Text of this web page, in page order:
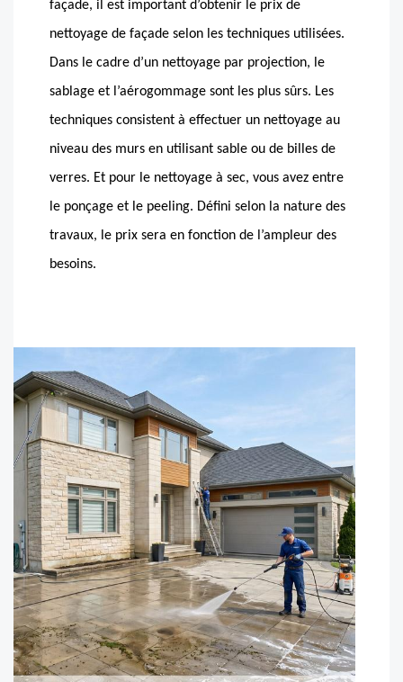
façade, il est important d’obtenir le prix de
nettoyage de façade selon les techniques utilisées.
Dans le cadre d’un nettoyage par projection, le
sablage et l’aérogommage sont les plus sûrs. Les
techniques consistent à effectuer un nettoyage au
niveau des murs en utilisant sable ou de billes de
verres. Et pour le nettoyage à sec, vous avez entre
le ponçage et le peeling. Défini selon la nature des
travaux, le prix sera en fonction de l’ampleur des
besoins.